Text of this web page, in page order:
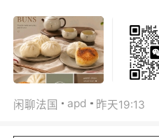
闲聊法国 apd 昨天19:13